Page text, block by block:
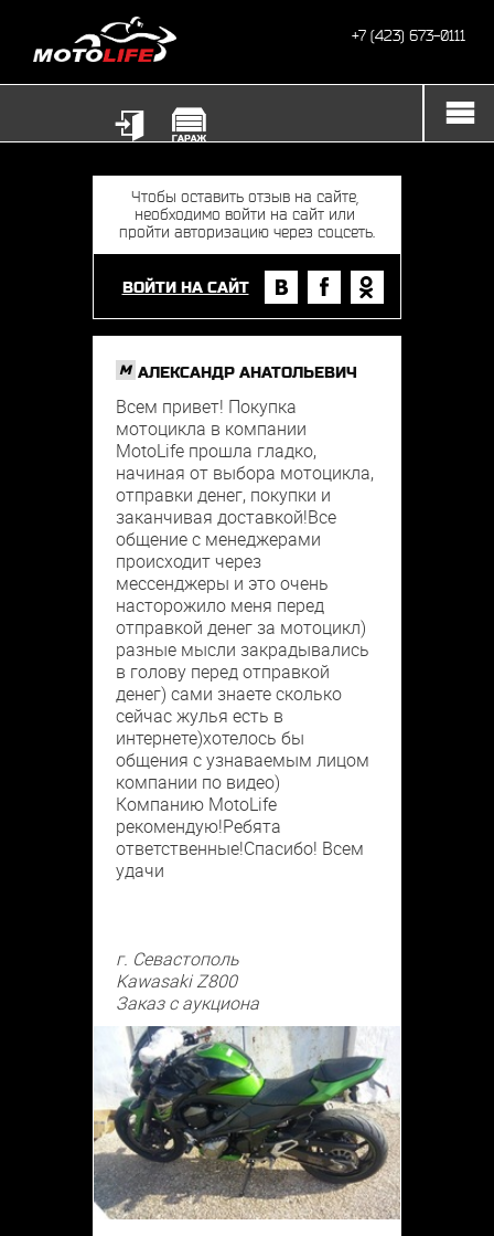
+7 (423) 673-0111
ВОЙТИ НА САЙТ
M АЛЕКСАНДР АНАТОЛЬЕВИЧ
Всем привет! Покупка
мотоцикла в компании
MotoLife прошла гладко,
начиная от выбора мотоцикла,
отправки денег, покупки и
заканчивая доставкой!Все
общение с менеджерами
происходит через
мессенджеры и это очень
насторожило меня перед
отправкой денег за мотоцикл)
разные мысли закрадывались
в голову перед отправкой
денег) сами знаете сколько
сейчас жулья есть в
интернете)хотелось бы
общения с узнаваемым лицом
компании по видео)
Компанию MotoLife
рекомендую!Ребята
ответственные!Спасибо! Всем
удачи
г. Севастополь
Kawasaki Z800
Заказ с аукциона